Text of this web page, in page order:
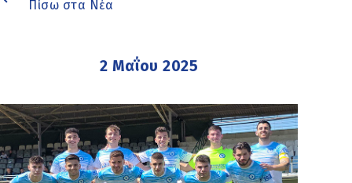
Πίσω στα Νέα
2 Μαΐου 2025